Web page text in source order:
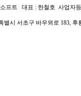
프트 대표 : 한철호 사업자
별시 서초구 바우뫼로 183,